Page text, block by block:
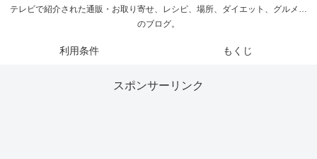
テレビで紹介された通販・お取り寄せ、レシピ、場所、ダイエット、グルメ…
のブログ。
利用条件 もくじ
スポンサーリンク